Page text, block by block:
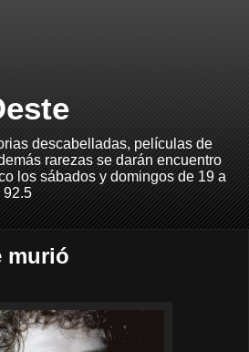
descabelladas, películas de
rarezas se darán encuentro
los sábados y domingos de 19 a
92.5
murió